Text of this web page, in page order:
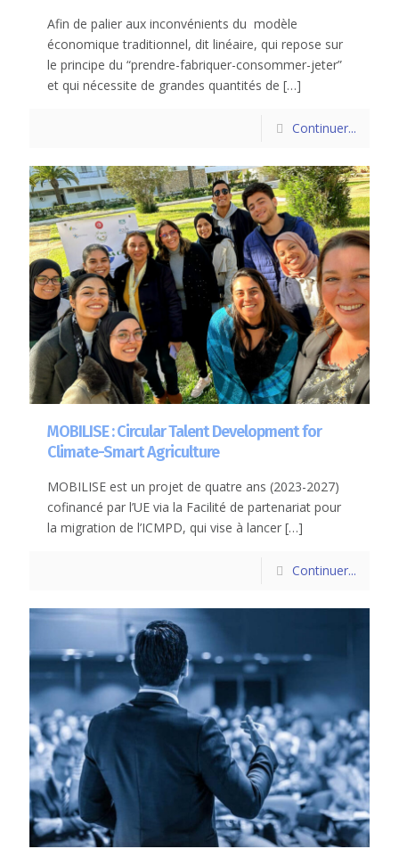
Afin de palier aux inconvénients du modèle
économique traditionnel, dit linéaire, qui repose sur
le principe du “prendre-fabriquer-consommer-jeter”
et qui nécessite de grandes quantités de […]
Continuer...
MOBILISE : Circular Talent Development for
Climate-Smart Agriculture
MOBILISE est un projet de quatre ans (2023-2027)
cofinancé par l’UE via la Facilité de partenariat pour
la migration de l’ICMPD, qui vise à lancer […]
Continuer...